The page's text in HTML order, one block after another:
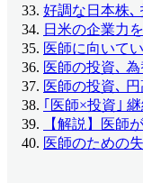
好調な日本株､
日米の企業力
医師に向いて
医師の投資､
医師の投資､
｢医師×投資｣
【解説】医師
医師のための